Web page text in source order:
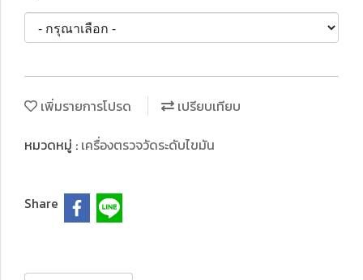
เพิ่มรายการโปรด
เปรียบเทียบ
หมวดหมู่ : เครื่องตรวจวัดระดับไขมัน
Share